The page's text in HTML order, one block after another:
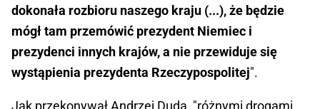
dokonała rozbioru naszego kraju (...), że będzie
mógł tam przemówić prezydent Niemiec i
prezydenci innych krajów, a nie przewiduje się
wystąpienia prezydenta Rzeczypospolitej".